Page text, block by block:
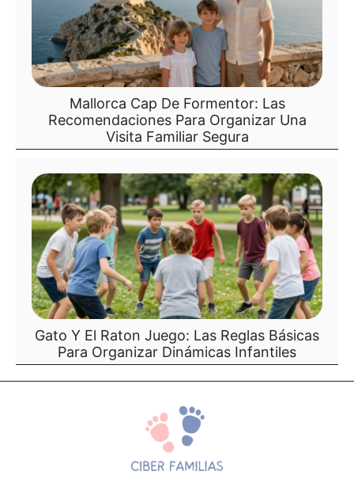
Mallorca Cap De Formentor: Las
Recomendaciones Para Organizar Una
Visita Familiar Segura
Gato Y El Raton Juego: Las Reglas Básicas
Para Organizar Dinámicas Infantiles